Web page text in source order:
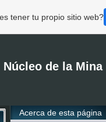
Núcleo de la Mina
Acerca de esta página
tener tu propio sitio web?